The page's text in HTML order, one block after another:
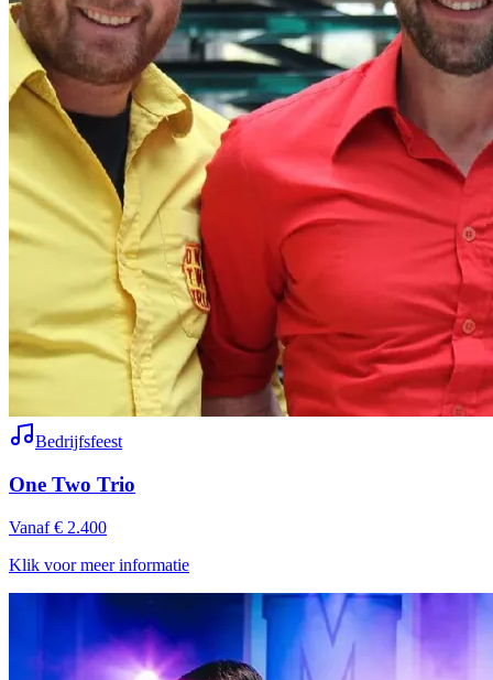
Bedrijfsfeest
One Two Trio
Vanaf € 2.400
Klik voor meer informatie